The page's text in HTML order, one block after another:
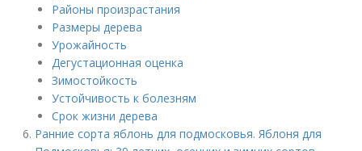
Районы произрастания
Размеры дерева
Урожайность
Дегустационная оценка
Зимостойкость
Устойчивость к болезням
Срок жизни дерева
Ранние сорта яблонь для подмосковья. Яблоня для